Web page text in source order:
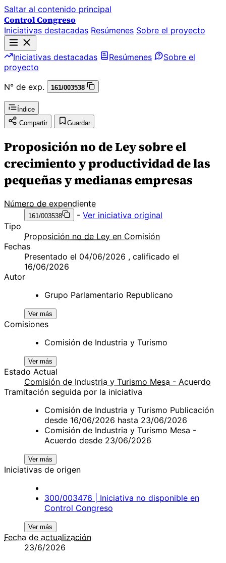
Saltar al contenido principal
Control Congreso
Iniciativas destacadas Resúmenes Sobre el proyecto
Iniciativas destacadas Resúmenes
Sobre el
proyecto
N° de exp.
161/003538
Índice
Compartir
Guardar
Proposición no de Ley sobre el
crecimiento y productividad de las
pequeñas y medianas empresas
Número de expendiente
161/003538 - Ver iniciativa original
Tipo
Proposición no de Ley en Comisión
Fechas
Presentado el 04/06/2026 , calificado el
16/06/2026
Autor
Grupo Parlamentario Republicano
Ver más
Comisiones
Comisión de Industria y Turismo
Ver más
Estado Actual
Comisión de Industria y Turismo Mesa - Acuerdo
Tramitación seguida por la iniciativa
Comisión de Industria y Turismo Publicación
desde 16/06/2026 hasta 23/06/2026
Comisión de Industria y Turismo Mesa -
Acuerdo desde 23/06/2026
Ver más
Iniciativas de origen
300/003476 | Iniciativa no disponible en
Control Congreso
Ver más
Fecha de actualización
23/6/2026